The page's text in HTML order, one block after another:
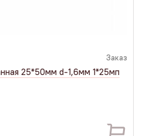
Заказ
25*50мм d-1,6мм 1*25мп